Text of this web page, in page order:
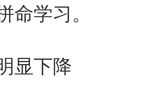
命学习。
显下降